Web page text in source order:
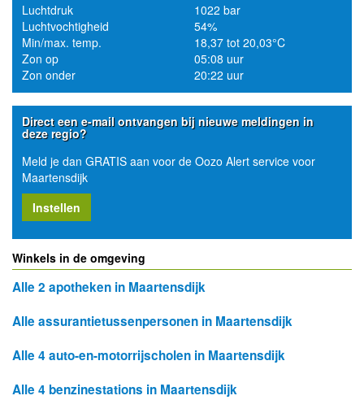
Luchtdruk
1022 bar
Luchtvochtigheid
54%
Min/max. temp.
18,37 tot 20,03°C
Zon op
05:08 uur
Zon onder
20:22 uur
Direct een e-mail ontvangen bij nieuwe meldingen in
deze regio?
Meld je dan GRATIS aan voor de Oozo Alert service voor
Maartensdijk
Instellen
Winkels in de omgeving
Alle 2 apotheken in Maartensdijk
Alle assurantietussenpersonen in Maartensdijk
Alle 4 auto-en-motorrijscholen in Maartensdijk
Alle 4 benzinestations in Maartensdijk